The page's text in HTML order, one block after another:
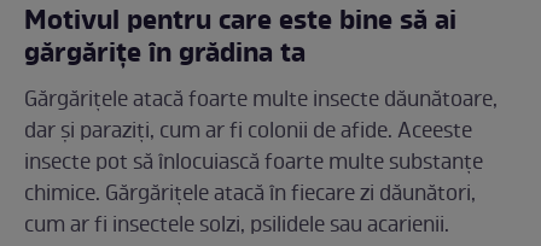
Motivul pentru care este bine să ai
gărgărițe în grădina ta
Gărgărițele atacă foarte multe insecte dăunătoare,
dar și paraziți, cum ar fi colonii de afide. Aceeste
insecte pot să înlocuiască foarte multe substanțe
chimice. Gărgărițele atacă în fiecare zi dăunători,
cum ar fi insectele solzi, psilidele sau acarienii.